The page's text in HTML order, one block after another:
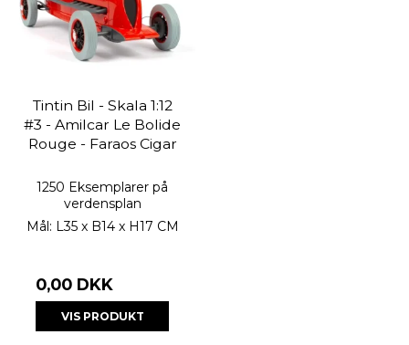
Tintin Bil - Skala 1:12
#3 - Amilcar Le Bolide
Rouge - Faraos Cigar
1250 Eksemplarer på
verdensplan
Mål: L35 x B14 x H17 CM
0,00 DKK
VIS PRODUKT